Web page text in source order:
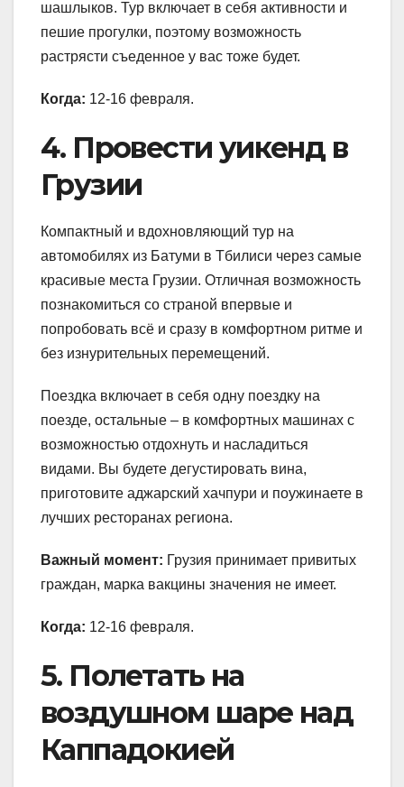
шашлыков. Тур включает в себя активности и
пешие прогулки, поэтому возможность
растрясти съеденное у вас тоже будет.
Когда: 12-16 февраля.
4. Провести уикенд в
Грузии
Компактный и вдохновляющий тур на
автомобилях из Батуми в Тбилиси через самые
красивые места Грузии. Отличная возможность
познакомиться со страной впервые и
попробовать всё и сразу в комфортном ритме и
без изнурительных перемещений.
Поездка включает в себя одну поездку на
поезде, остальные – в комфортных машинах с
возможностью отдохнуть и насладиться
видами. Вы будете дегустировать вина,
приготовите аджарский хачпури и поужинаете в
лучших ресторанах региона.
Важный момент: Грузия принимает привитых
граждан, марка вакцины значения не имеет.
Когда: 12-16 февраля.
5. Полетать на
воздушном шаре над
Каппадокией